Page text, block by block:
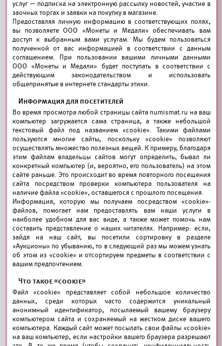
услуг — подписка на электронную рассылку новостей, участие в
заочных торгах и заявки на покупку в магазине.
Предоставляя личную информацию в соответствующих полях,
вы позволяете ООО «Монеты и Медали» обеспечивать вам
доступ к выбранным вами услугам. Мы будем пользоваться
полученной от вас информацией в соответствии с данным
соглашением. При пользовании вашими личными данными
ООО «Монеты и Медали» будет поступать в соответствии с
действующим законодательством и использовать
общепринятые в интернете стандарты этики.
Информация для посетителей
Во время просмотра любой страницы сайта numismat.ru на ваш
компьютер загружается сама страница, а также небольшой
текстовый файл под названием «cookie». Такими файлами
пользуются многие сайты, поскольку «cookie» позволяют
осуществлять множество полезных вещей. К примеру, благодаря
этим файлам владельцы сайтов могут определить, бывал ли
конкретный компьютер (и, вероятно, его пользователь) на этом
сайте раньше. Это происходит во время повторного посещения
сайта посредством проверки компьютера пользователя на
наличие файла «cookie», оставшегося с прошлого посещения.
Информация, которую мы получаем посредством «cookie»-
файлов, помогает нам предоставлять вам наши услуги в
наиболее удобном для вас виде, а также может помочь нам
составить представление о наших читателях. Например: если,
зайдя на наш сайт, вы посетили сортировку в разделе
«Аукционы» по убыванию, то в следующий раз мы можем узнать
об этом из «cookie» и отсортируем предметы в соответствии с
вашим предпочтением.
Что такое «cookie»
Файл «cookie» представляет собой небольшое количество
данных, среди которых часто содержится уникальный
анонимный идентификатор, посылаемый вашему браузеру
компьютером сайта и сохраняемый на жестком диске вашего
компьютера. Каждый сайт может посылать свои файлы «cookie»
на ваш компьютер, если настройки вашего браузера разрешают